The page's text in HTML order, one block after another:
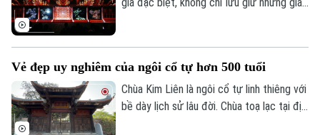
Doanh nghiệp
Căn hộ
Đất đai
Kinh nghiệm
Ô tô
Tàu
Xe máy
Thị trường
Giáo dục
Tin tức
Tuyển sinh
Hướng nghiệp
Văn hóa
Tin tức
Làng nghề
Sức khỏe
Y tế
Thể thao
di sản. Từ số hóa dữ liệu, xây dựng nền
tảng trải nghiệm đến ứng dụng công nghệ
tương tác cùng nhiều cách làm mới đang
Vẻ đẹp uy nghiêm của ngôi cổ tự hơn 500 tuổi
Chùa Kim Liên là ngôi cổ tự linh thiêng với
bề dày lịch sử lâu đời. Chùa toạ lạc tại địa